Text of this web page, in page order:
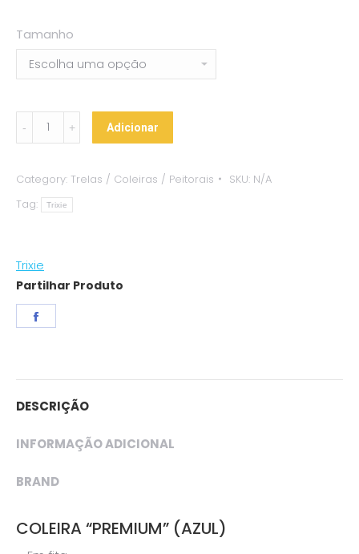
Tamanho
Coleira
"Premium"
quantity
Adicionar
Category: Trelas / Coleiras / Peitorais SKU: N/A
Tag:
Trixie
Trixie
Partilhar Produto
DESCRIÇÃO
INFORMAÇÃO ADICIONAL
BRAND
COLEIRA “PREMIUM” (AZUL)